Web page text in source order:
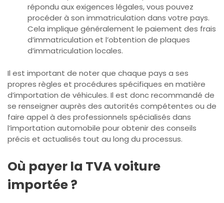
répondu aux exigences légales, vous pouvez
procéder à son immatriculation dans votre pays.
Cela implique généralement le paiement des frais
d’immatriculation et l’obtention de plaques
d’immatriculation locales.
Il est important de noter que chaque pays a ses
propres règles et procédures spécifiques en matière
d’importation de véhicules. Il est donc recommandé de
se renseigner auprès des autorités compétentes ou de
faire appel à des professionnels spécialisés dans
l’importation automobile pour obtenir des conseils
précis et actualisés tout au long du processus.
Où payer la TVA voiture
importée ?